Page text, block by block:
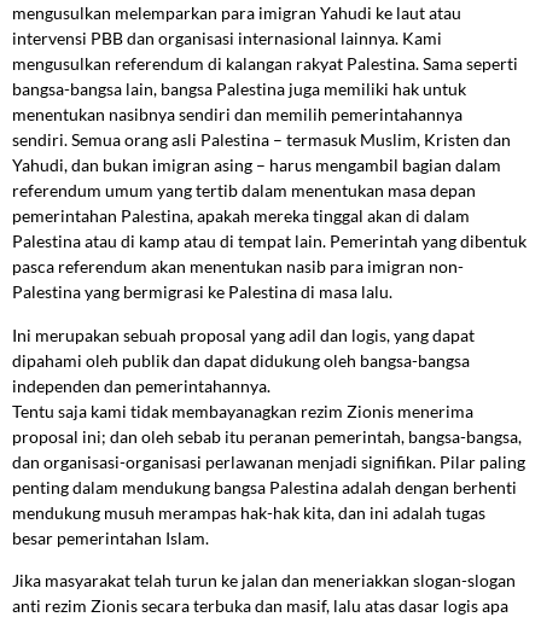
mengusulkan melemparkan para imigran Yahudi ke laut atau
intervensi PBB dan organisasi internasional lainnya. Kami
mengusulkan referendum di kalangan rakyat Palestina. Sama seperti
bangsa-bangsa lain, bangsa Palestina juga memiliki hak untuk
menentukan nasibnya sendiri dan memilih pemerintahannya
sendiri. Semua orang asli Palestina – termasuk Muslim, Kristen dan
Yahudi, dan bukan imigran asing – harus mengambil bagian dalam
referendum umum yang tertib dalam menentukan masa depan
pemerintahan Palestina, apakah mereka tinggal akan di dalam
Palestina atau di kamp atau di tempat lain. Pemerintah yang dibentuk
pasca referendum akan menentukan nasib para imigran non-
Palestina yang bermigrasi ke Palestina di masa lalu.
Ini merupakan sebuah proposal yang adil dan logis, yang dapat
dipahami oleh publik dan dapat didukung oleh bangsa-bangsa
independen dan pemerintahannya.
Tentu saja kami tidak membayanagkan rezim Zionis menerima
proposal ini; dan oleh sebab itu peranan pemerintah, bangsa-bangsa,
dan organisasi-organisasi perlawanan menjadi signifikan. Pilar paling
penting dalam mendukung bangsa Palestina adalah dengan berhenti
mendukung musuh merampas hak-hak kita, dan ini adalah tugas
besar pemerintahan Islam.
Jika masyarakat telah turun ke jalan dan meneriakkan slogan-slogan
anti rezim Zionis secara terbuka dan masif, lalu atas dasar logis apa